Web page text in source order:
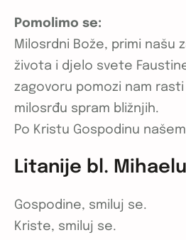
Pomolimo se:
Milosrdni Bože, primi našu
života i djelo svete
zagovoru pomozi nam rasti
milosrđu spram bližnjih.
Po Kristu Gospodinu
Litanije bl.
Gospodine, smiluj se.
Kriste, smiluj se.